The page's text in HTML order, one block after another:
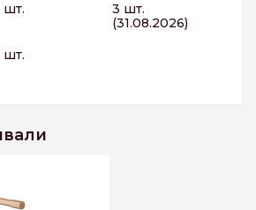
шт.
3 шт.
(31.08.2026)
шт.